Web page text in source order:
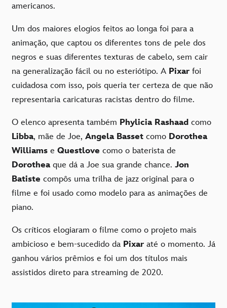
americanos.
Um dos maiores elogios feitos ao longa foi para a
animação, que captou os diferentes tons de pele dos
negros e suas diferentes texturas de cabelo, sem cair
na generalização fácil ou no esteriótipo. A Pixar foi
cuidadosa com isso, pois queria ter certeza de que não
representaria caricaturas racistas dentro do filme.
O elenco apresenta também Phylicia Rashaad como
Libba, mãe de Joe, Angela Basset como Dorothea
Williams e Questlove como o baterista de
Dorothea que dá a Joe sua grande chance. Jon
Batiste compôs uma trilha de jazz original para o
filme e foi usado como modelo para as animações de
piano.
Os críticos elogiaram o filme como o projeto mais
ambicioso e bem-sucedido da Pixar até o momento. Já
ganhou vários prêmios e foi um dos títulos mais
assistidos direto para streaming de 2020.